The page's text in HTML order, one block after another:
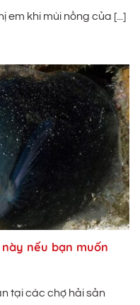
em khi mùi nồng của [...]
nếu bạn muốn
tại các chợ hải sản